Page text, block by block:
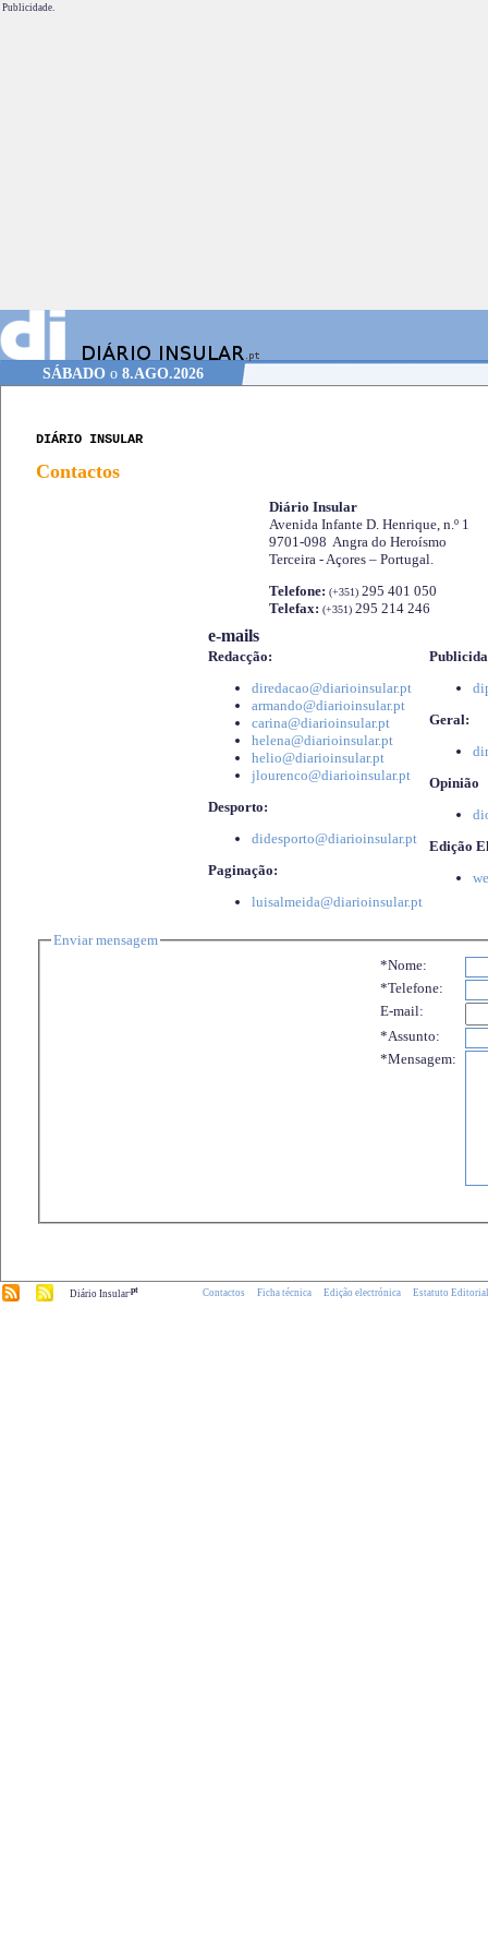
Publicidade.
SÁBADOo 8.AGO.2026
DIÁRIO INSULAR
Contactos
Diário Insular
Avenida Infante D. Henrique, n.º 1
9701-098 Angra do Heroísmo
Terceira - Açores – Portugal.
Telefone: (+351) 295 401 050
Telefax: (+351) 295 214 246
e-mails
Redacção:
diredacao@diarioinsular.pt
armando@diarioinsular.pt
carina@diarioinsular.pt
helena@diarioinsular.pt
helio@diarioinsular.pt
jlourenco@diarioinsular.pt
Desporto:
didesporto@diarioinsular.pt
Paginação:
luisalmeida@diarioinsular.pt
Geral:
Opinião
Edição
Enviar mensagem
*Nome:
*Telefone:
E-mail:
*Assunto:
*Mensagem:
Diário Insular.pt Contactos Ficha técnica Edição electrónica Estatuto Editorial